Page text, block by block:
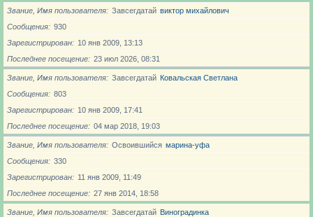
Звание, Имя пользователя Завсегдатай виктор михайлович
Сообщения
930
Зарегистрирован
10 янв 2009, 13:13
Последнее посещение
23 июл 2026, 08:31
Звание, Имя пользователя Завсегдатай Ковальская Светлана
Сообщения
803
Зарегистрирован
10 янв 2009, 17:41
Последнее посещение
04 мар 2018, 19:03
Звание, Имя пользователя Освоившийся марина-уфа
Сообщения
330
Зарегистрирован
11 янв 2009, 11:49
Последнее посещение
27 янв 2014, 18:58
Звание, Имя пользователя Завсегдатай Виноградинка